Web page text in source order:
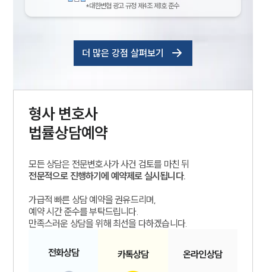
*대한변협 광고 규정 제4조 제1호 준수
더 많은 강점 살펴보기
형사변호사
법률상담예약
모든 상담은 전문변호사가 사건 검토를 마친 뒤
전문적으로 진행하기에 예약제로 실시됩니다.
가급적 빠른 상담 예약을 권유드리며,
예약 시간 준수를 부탁드립니다.
만족스러운 상담을 위해 최선을 다하겠습니다.
전화상담 카톡상담 온라인상담